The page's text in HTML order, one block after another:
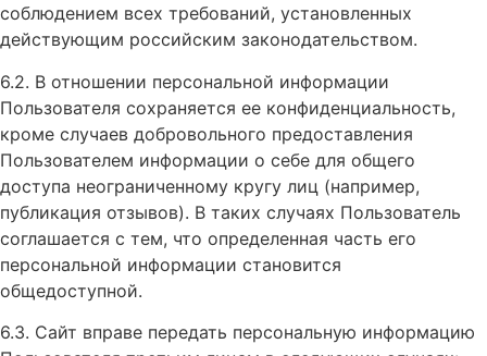
соблюдением всех требований, установленных
действующим российским законодательством.
6.2. В отношении персональной информации
Пользователя сохраняется ее конфиденциальность,
кроме случаев добровольного предоставления
Пользователем информации о себе для общего
доступа неограниченному кругу лиц (например,
публикация отзывов). В таких случаях Пользователь
соглашается с тем, что определенная часть его
персональной информации становится
общедоступной.
6.3. Сайт вправе передать персональную информацию